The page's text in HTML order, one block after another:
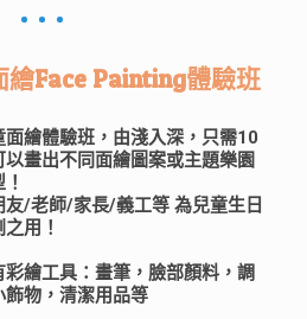
繪Face Painting體驗班
面繪體驗班，由淺入深，只需10
以畫出不同面繪圖案或主題樂園
友/老師/家長/義工等 為兒童生日
用！
彩繪工具：畫筆，臉部顏料，調
飾物，清潔用品等